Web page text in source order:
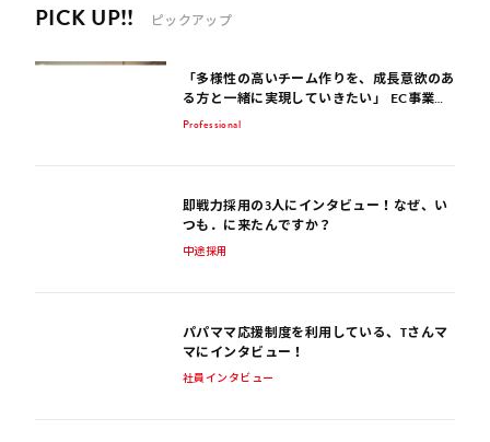
PICK UP!! ピックアップ
「多様性の高いチーム作りを、成長意欲のあ
る方と一緒に実現していきたい」 EC事業サ
ポート歴15年のコンサルタントが話す、EC
Professional
即戦力採用の3人にインタビュー！なぜ、い
つも．に来たんですか？
中途採用
パパママ応援制度を利用している、Tさんマ
マにインタビュー！
社員インタビュー